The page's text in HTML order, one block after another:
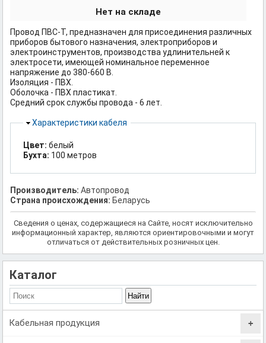
Нет на складе
Провод ПВС-Т, предназначен для присоединения различных
приборов бытового назначения, электроприборов и
электроинструментов, производства удлинительней к
электросети, имеющей номинальное переменное
напряжение до 380-660 В.
Изоляция - ПВХ.
Оболочка - ПВХ пластикат.
Средний срок службы провода - 6 лет.
Скрыть
Характеристики кабеля
Цвет: белый
Бухта: 100 метров
Производитель: Автопровод
Страна происхождения: Беларусь
Сведения о ценах, содержащиеся на Сайте, носят исключительно
информационный характер, являются ориентировочными и могут
отличаться от действительных розничных цен.
Каталог
Кабельная продукция